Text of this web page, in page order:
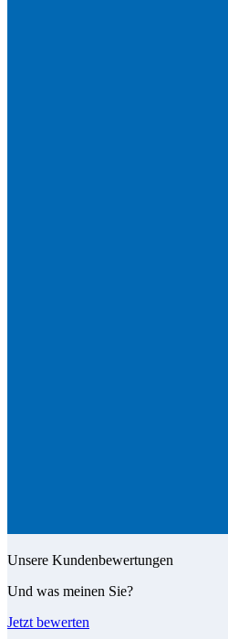
Unsere Kundenbewertungen
Und was meinen Sie?
Jetzt bewerten